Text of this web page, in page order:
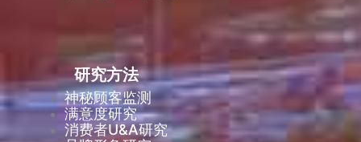
研究方法
神秘顾客监测
满意度研究
消费者U&A研究